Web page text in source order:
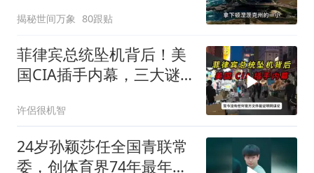
揭秘世间万象 80跟贴
菲律宾总统坠机背后！美
国CIA插手内幕，三大谜
许侶很机智
24岁孙颖莎任全国青联常
委，创体育界74年最年轻